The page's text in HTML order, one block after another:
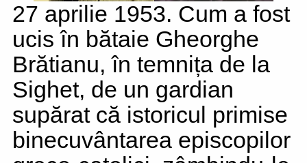
27 aprilie 1953. Cum a fost
ucis în bătaie Gheorghe
Brătianu, în temnița de la
Sighet, de un gardian
supărat că istoricul primise
binecuvântarea episcopilor